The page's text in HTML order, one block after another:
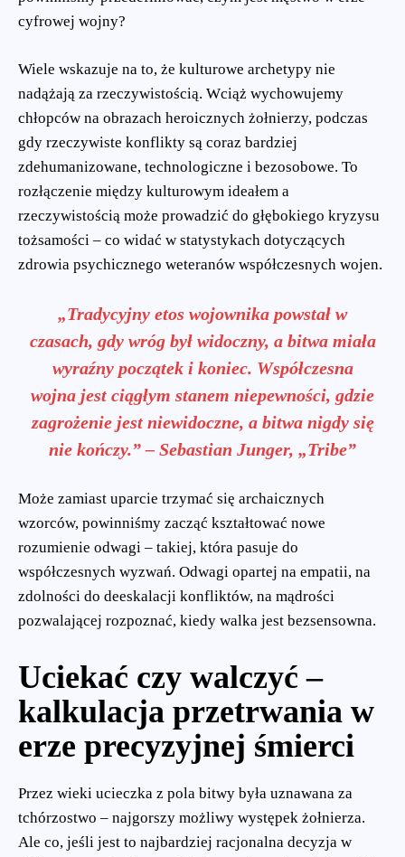
cyfrowej wojny?
Wiele wskazuje na to, że kulturowe archetypy nie
nadążają za rzeczywistością. Wciąż wychowujemy
chłopców na obrazach heroicznych żołnierzy, podczas
gdy rzeczywiste konflikty są coraz bardziej
zdehumanizowane, technologiczne i bezosobowe. To
rozłączenie między kulturowym ideałem a
rzeczywistością może prowadzić do głębokiego kryzysu
tożsamości – co widać w statystykach dotyczących
zdrowia psychicznego weteranów współczesnych wojen.
„Tradycyjny etos wojownika powstał w
czasach, gdy wróg był widoczny, a bitwa miała
wyraźny początek i koniec. Współczesna
wojna jest ciągłym stanem niepewności, gdzie
zagrożenie jest niewidoczne, a bitwa nigdy się
nie kończy.” – Sebastian Junger, „Tribe”
Może zamiast uparcie trzymać się archaicznych
wzorców, powinniśmy zacząć kształtować nowe
rozumienie odwagi – takiej, która pasuje do
współczesnych wyzwań. Odwagi opartej na empatii, na
zdolności do deeskalacji konfliktów, na mądrości
pozwalającej rozpoznać, kiedy walka jest bezsensowna.
Uciekać czy walczyć –
kalkulacja przetrwania w
erze precyzyjnej śmierci
Przez wieki ucieczka z pola bitwy była uznawana za
tchórzostwo – najgorszy możliwy występek żołnierza.
Ale co, jeśli jest to najbardziej racjonalna decyzja w